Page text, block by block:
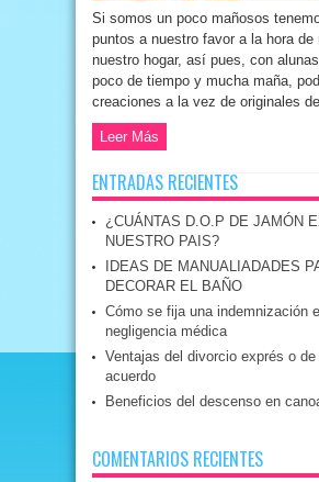
Si somos un poco mañosos
puntos a nuestro favor a la hora de
nuestro hogar, así pues, con
poco de tiempo y mucha maña,
creaciones a la vez de originales de
Leer Más
ENTRADAS RECIENTES
¿CUÁNTAS D.O.P DE JAMÓN
NUESTRO PAIS?
IDEAS DE MANUALIADADES
DECORAR EL BAÑO
Cómo se fija una indemnización
negligencia médica
Ventajas del divorcio exprés o
acuerdo
Beneficios del descenso en
COMENTARIOS RECIENTES